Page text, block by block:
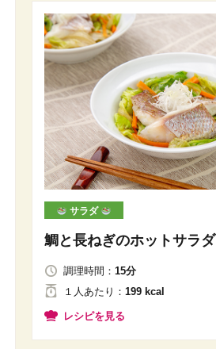
サラダ
鯛と長ねぎのホットサラダ
調理時間： 15分
１人あたり ： 199 kcal
レシピを見る